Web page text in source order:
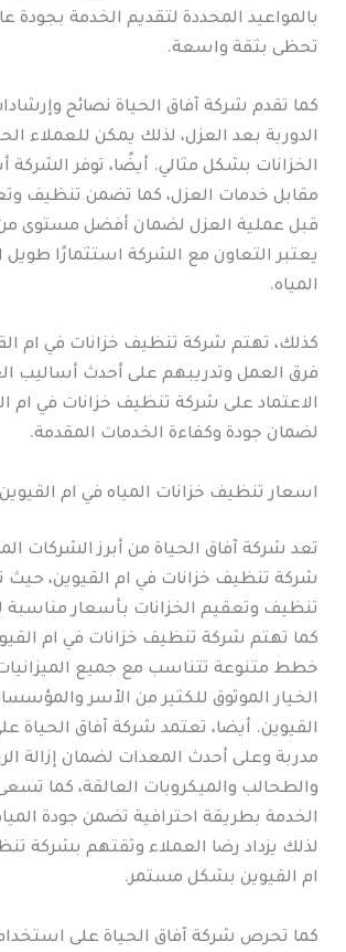
بالمواعيد المحددة لتقديم الخدمة بجودة
تحظى بثقة واسعة.
كما تقدم شركة آفاق الحياة نصائح
الدورية بعد العزل، لذلك يمكن للعملاء
الخزانات بشكل مثالي. أيضًا، توفر الشركة
مقابل خدمات العزل، كما تضمن تنظيف
قبل عملية العزل لضمان أفضل مستوى من
يعتبر التعاون مع الشركة استثمارًا
المياه.
كذلك، تهتم شركة تنظيف خزانات في ام
فرق العمل وتدريبهم على أحدث أساليب
الاعتماد على شركة تنظيف خزانات في ام
لضمان جودة وكفاءة الخدمات المقدمة.
اسعار تنظيف خزانات المياه في ام القيوين
تعد شركة آفاق الحياة من أبرز الشركات
شركة تنظيف خزانات في ام القيوين، حيث
تنظيف وتعقيم الخزانات بأسعار مناسبة
كما تهتم شركة تنظيف خزانات في ام
خطط متنوعة تتناسب مع جميع
الخيار الموثوق للكثير من الأسر
القيوين. أيضا، تعتمد شركة آفاق الحياة
مدربة وعلى أحدث المعدات لضمان إزالة
والطحالب والميكروبات العالقة، كما
الخدمة بطريقة احترافية تضمن جودة
لذلك يزداد رضا العملاء وثقتهم بشركة
ام القيوين بشكل مستمر.
كما تحرص شركة آفاق الحياة على